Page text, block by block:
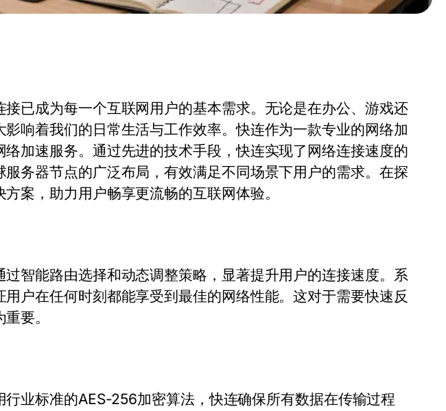
已成为每一个互联网用户的基本需求。无论是在办公、游戏还
响着我们的日常生活与工作效率。快连作为一款专业的网络加
加速服务。通过先进的技术手段，快连实现了网络连接速度的
务器节点的广泛布局，有效满足不同场景下用户的需求。在探
案，助力用户畅享更流畅的互联网体验。
智能路由选择和动态调整策略，显著提升用户的连接速度。系
户在任何时刻都能享受到最佳的网络性能。这对于需要快速反
要。
业标准的AES-256加密算法，快连确保所有数据在传输过程